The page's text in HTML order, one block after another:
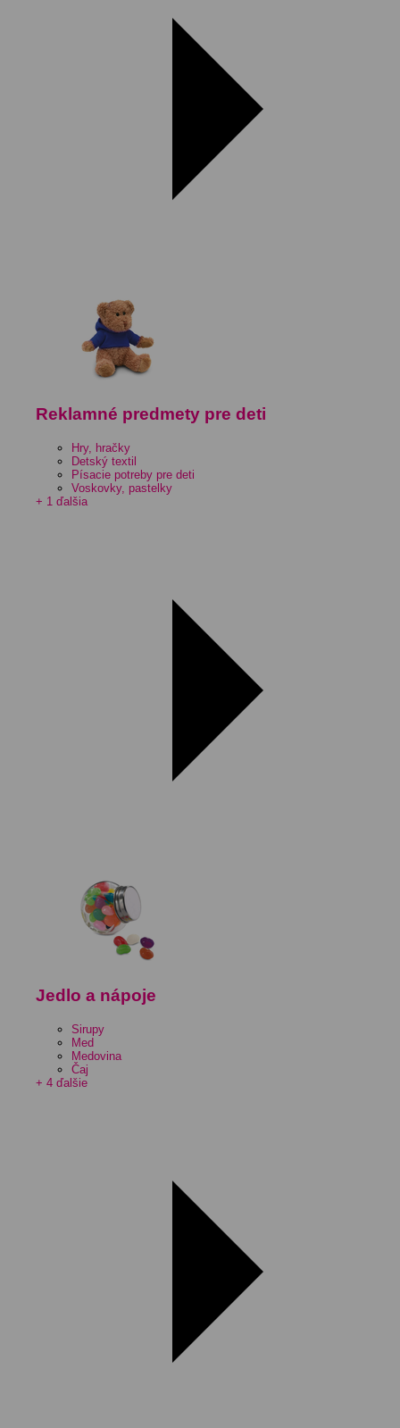
Reklamné predmety pre deti
Hry, hračky
Detský textil
Písacie potreby pre deti
Voskovky, pastelky
+ 1 ďalšia
Jedlo a nápoje
Sirupy
Med
Medovina
Čaj
+ 4 ďalšie